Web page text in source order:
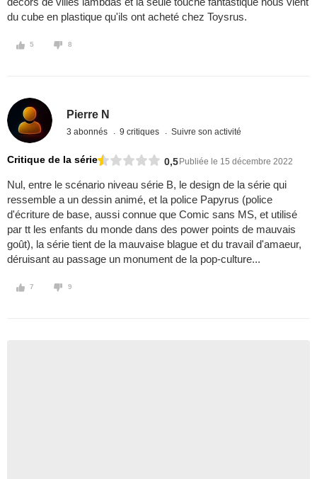
du cube en plastique qu'ils ont acheté chez Toysrus.
5 8
Pierre N
3 abonnés 9 critiques Suivre son activité
Critique de la série 0,5Publiée le 15 décembre 2022
Nul, entre le scénario niveau série B, le design de la série qui
ressemble a un dessin animé, et la police Papyrus (police
d'écriture de base, aussi connue que Comic sans MS, et utilisé
par tt les enfants du monde dans des power points de mauvais
goût), la série tient de la mauvaise blague et du travail d'amaeur,
déruisant au passage un monument de la pop-culture...
7 9